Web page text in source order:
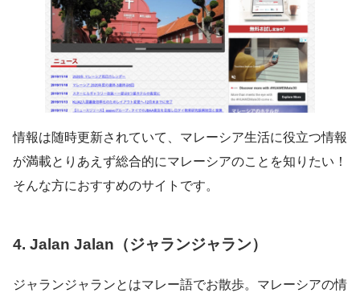
情報は随時更新されていて、マレーシア生活に役立つ情報
が満載とりあえず総合的にマレーシアのことを知りたい！
そんな方におすすめのサイトです。
4. Jalan Jalan（ジャランジャラン）
ジャランジャランとはマレー語でお散歩。マレーシアの情